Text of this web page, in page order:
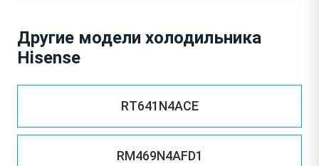
Другие модели холодильника
Hisense
RT641N4ACE
RM469N4AFD1